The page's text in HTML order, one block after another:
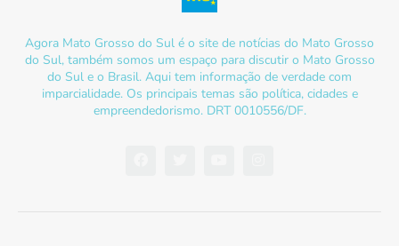
Agora Mato Grosso do Sul é o site de notícias do Mato Grosso
do Sul, também somos um espaço para discutir o Mato Grosso
do Sul e o Brasil. Aqui tem informação de verdade com
imparcialidade. Os principais temas são política, cidades e
empreendedorismo. DRT 0010556/DF.